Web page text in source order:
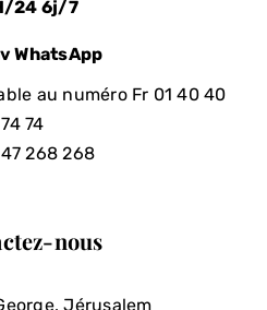
24 6j/7
WhatsApp
au numéro Fr 01 40 40
74 74
268 268
nous
Jérusalem